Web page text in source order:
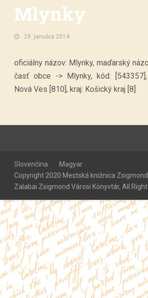
Mlynky
29. januára 2014.
oficiálny názov: Mlynky, maďarský
časť obce -> Mlynky, kód:
Nová Ves [810], kraj: Košický kraj [8]
Slovenčina
Magyar
Copyright 2020 Mestská knižnica
Zalabai Zsigmond Városi Könyvtár, All